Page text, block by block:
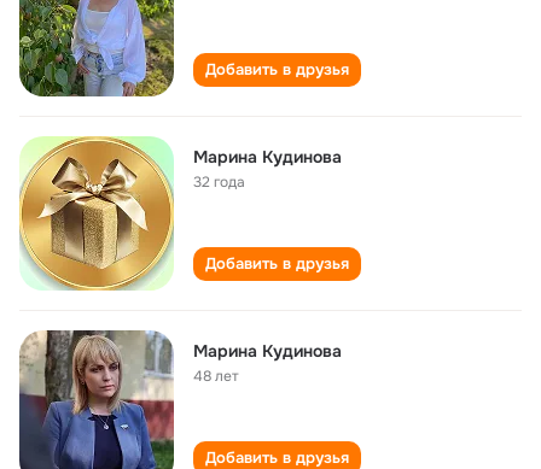
Добавить в друзья
Марина Кудинова
32 года
Добавить в друзья
Марина Кудинова
48 лет
Добавить в друзья